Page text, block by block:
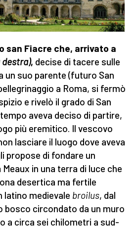
san Fiacre che, arrivato a
destra), decise di tacere sulle
un suo parente (futuro San
a Roma, si fermò
e rivelò il grado di San
aveva deciso di partire,
più eremitico. Il vescovo
lasciare il luogo dove aveva
propose di fondare un
in una terra di luce che
desertica ma fertile
latino medievale broilus, dal
bosco circondato da un muro
a circa sei chilometri a sud-